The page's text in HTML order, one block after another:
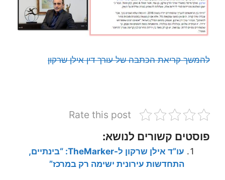
להמשך קריאת הכתבה של עורך דין אילן שרקון
Rate this post
פוסטים קשורים לנושא:
עו”ד אילן שרקון ל-TheMarker: “בינתיים,
התחדשות עירונית ישימה רק במרכז”